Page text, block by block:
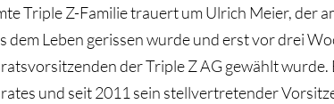
Triple Z-Familie trauert um Ulrich Meier, der
dem Leben gerissen wurde und erst vor drei
der Triple Z AG gewählt
und seit 2011 sein stellvertretender